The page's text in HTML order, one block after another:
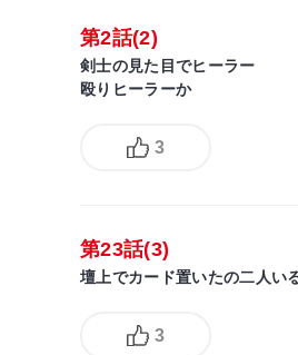
第2話(2)
剣士の見た目でヒーラー
殴りヒーラーか
3
第23話(3)
壇上でカード置いたの二人い
3